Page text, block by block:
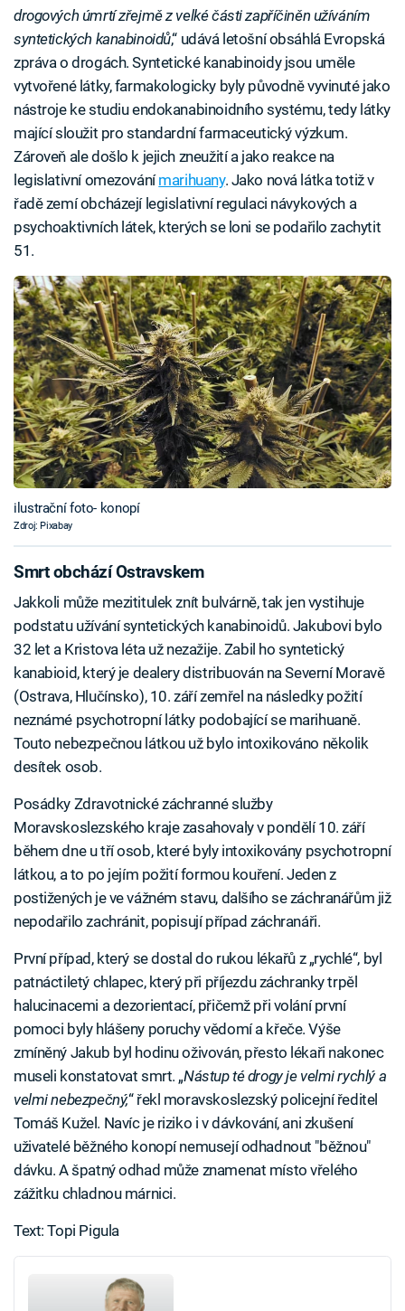
drogových úmrtí zřejmě z velké části zapříčiněn užíváním
syntetických kanabinoidů,“ udává letošní obsáhlá Evropská
zpráva o drogách. Syntetické kanabinoidy jsou uměle
vytvořené látky, farmakologicky byly původně vyvinuté jako
nástroje ke studiu endokanabinoidního systému, tedy látky
mající sloužit pro standardní farmaceutický výzkum.
Zároveň ale došlo k jejich zneužití a jako reakce na
legislativní omezovánímarihuany. Jako nová látka totiž v
řadě zemí obcházejí legislativní regulaci návykových a
psychoaktivních látek, kterých se loni se podařilo zachytit
51.
ilustrační foto- konopí
Zdroj: Pixabay
Smrt obchází Ostravskem
Jakkoli může mezititulek znít bulvárně, tak jen vystihuje
podstatu užívání syntetických kanabinoidů. Jakubovi bylo
32 let a Kristova léta už nezažije. Zabil ho syntetický
kanabioid, který je dealery distribuován na Severní Moravě
(Ostrava, Hlučínsko), 10. září zemřel na následky požití
neznámé psychotropní látky podobající se marihuaně.
Touto nebezpečnou látkou už bylo intoxikováno několik
desítek osob.
Posádky Zdravotnické záchranné služby
Moravskoslezského kraje zasahovaly v pondělí 10. září
během dne u tří osob, které byly intoxikovány psychotropní
látkou, a to po jejím požití formou kouření. Jeden z
postižených je ve vážném stavu, dalšího se záchranářům již
nepodařilo zachránit, popisují případ záchranáři.
První případ, který se dostal do rukou lékařů z „rychlé“, byl
patnáctiletý chlapec, který při příjezdu záchranky trpěl
halucinacemi a dezorientací, přičemž při volání první
pomoci byly hlášeny poruchy vědomí a křeče. Výše
zmíněný Jakub byl hodinu oživován, přesto lékaři nakonec
museli konstatovat smrt. „Nástup té drogy je velmi rychlý a
velmi nebezpečný,“ řekl moravskoslezský policejní ředitel
Tomáš Kužel. Navíc je riziko i v dávkování, ani zkušení
uživatelé běžného konopí nemusejí odhadnout "běžnou"
dávku. A špatný odhad může znamenat místo vřelého
zážitku chladnou márnici.
Text: Topi Pigula